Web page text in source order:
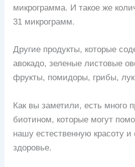
микрограмма. И такое же
31 микрограмм.
Другие продукты, которые
авокадо, зеленые листовые
фрукты, помидоры, грибы,
Как вы заметили, есть много
биотином, которые могут
нашу естественную красоту и
здоровье.